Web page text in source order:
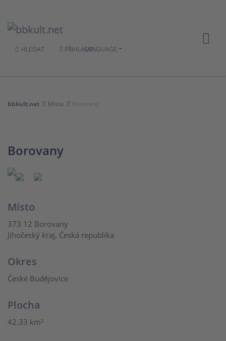
HLEDAT PŘIHLÁSITLANGUAGE
bbkult.net Místa Borovany
Borovany
Místo
373 12 Borovany
Jihočeský kraj, Česká republika
Okres
České Budějovice
Plocha
42.33 km²